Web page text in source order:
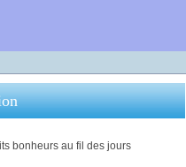
bonheurs au fil des jours